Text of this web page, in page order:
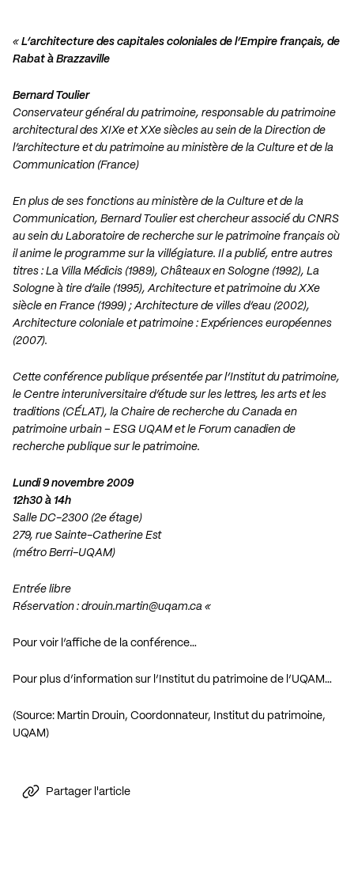
« L’architecture des capitales coloniales de l’Empire français, de
Rabat à Brazzaville
Bernard Toulier
Conservateur général du patrimoine, responsable du patrimoine
architectural des XIXe et XXe siècles au sein de la Direction de
l’architecture et du patrimoine au ministère de la Culture et de la
Communication (France)
En plus de ses fonctions au ministère de la Culture et de la
Communication, Bernard Toulier est chercheur associé du CNRS
au sein du Laboratoire de recherche sur le patrimoine français où
il anime le programme sur la villégiature. Il a publié, entre autres
titres : La Villa Médicis (1989), Châteaux en Sologne (1992), La
Sologne à tire d’aile (1995), Architecture et patrimoine du XXe
siècle en France (1999) ; Architecture de villes d’eau (2002),
Architecture coloniale et patrimoine : Expériences européennes
(2007).
Cette conférence publique présentée par l’Institut du patrimoine,
le Centre interuniversitaire d’étude sur les lettres, les arts et les
traditions (CÉLAT), la Chaire de recherche du Canada en
patrimoine urbain – ESG UQAM et le Forum canadien de
recherche publique sur le patrimoine.
Lundi 9 novembre 2009
12h30 à 14h
Salle DC-2300 (2e étage)
279, rue Sainte-Catherine Est
(métro Berri-UQAM)
Entrée libre
Réservation : drouin.martin@uqam.ca «
Pour voir l’affiche de la conférence…
Pour plus d’information sur l’Institut du patrimoine de l’UQAM…
(Source: Martin Drouin, Coordonnateur, Institut du patrimoine,
UQAM)
Partager l'article